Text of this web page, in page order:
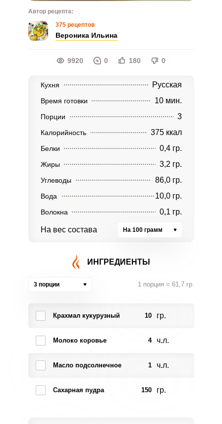
Автор рецепта:
375 рецептов
Вероника Ильина
9920 0 180 0
Кухня Русская
Время готовки 10 мин.
Порции 3
Калорийность 375 ккал
Белки 0,4 гр.
Жиры 3,2 гр.
Углеводы 86,0 гр.
Вода 10,0 гр.
Волокна 0,1 гр.
На вес состава На 100 грамм
ИНГРЕДИЕНТЫ
3 порции 1 порция = 61,7 гр.
Крахмал кукурузный 10 гр.
Молоко коровье 4 ч.л.
Масло подсолнечное 1 ч.л.
Сахарная пудра 150 гр.